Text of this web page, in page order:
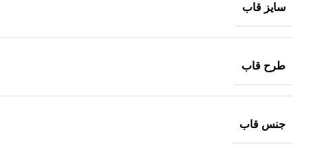
سایز قاب
طرح قاب
جنس قاب